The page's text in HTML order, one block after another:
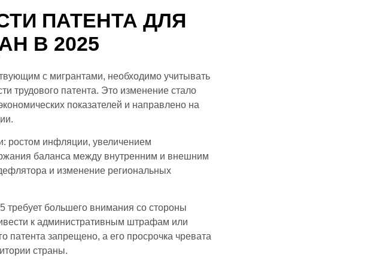
ПАТЕНТА ДЛЯ
В 2025
с мигрантами, необходимо учитывать
трудового патента. Это изменение стало
показателей и направлено на
ростом инфляции, увеличением
баланса между внутренним и внешним
и изменение региональных
требует большего внимания со стороны
к административным штрафам или
патента запрещено, а его просрочка чревата
страны.